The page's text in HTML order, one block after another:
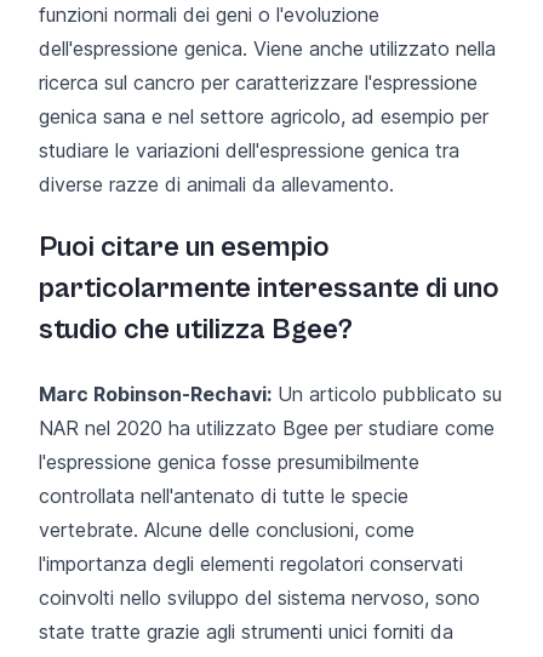
funzioni normali dei geni o l'evoluzione
dell'espressione genica. Viene anche utilizzato nella
ricerca sul cancro per caratterizzare l'espressione
genica sana e nel settore agricolo, ad esempio per
studiare le variazioni dell'espressione genica tra
diverse razze di animali da allevamento.
Puoi citare un esempio
particolarmente interessante di uno
studio che utilizza Bgee?
Marc Robinson-Rechavi: Un articolo pubblicato su
NAR nel 2020 ha utilizzato Bgee per studiare come
l'espressione genica fosse presumibilmente
controllata nell'antenato di tutte le specie
vertebrate. Alcune delle conclusioni, come
l'importanza degli elementi regolatori conservati
coinvolti nello sviluppo del sistema nervoso, sono
state tratte grazie agli strumenti unici forniti da